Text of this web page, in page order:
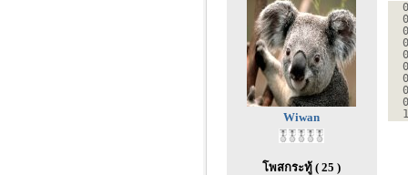
Wiwan
โพสกระทู้ ( 25 )